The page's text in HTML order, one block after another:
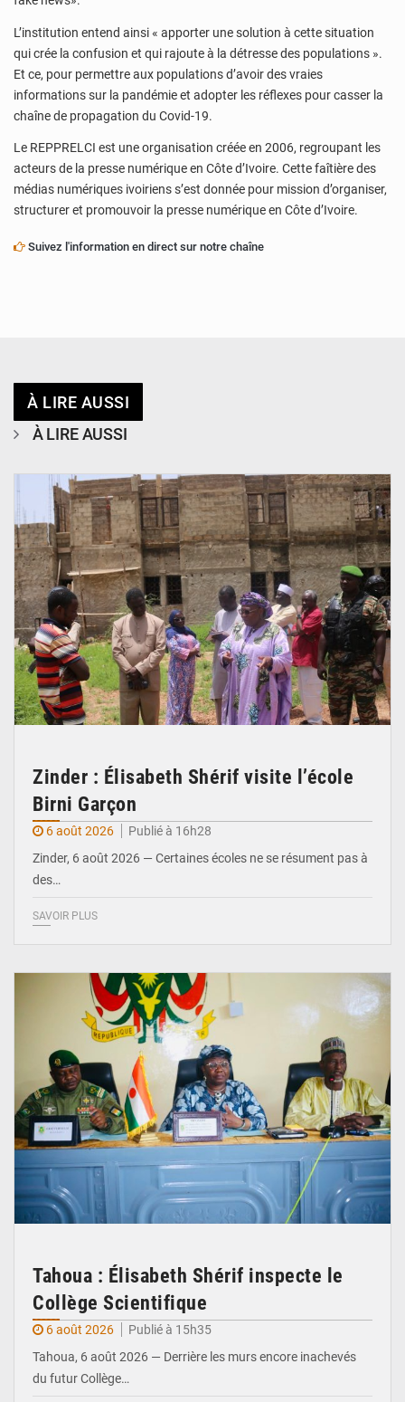
L’institution entend ainsi « apporter une solution à cette situation
qui crée la confusion et qui rajoute à la détresse des populations ».
Et ce, pour permettre aux populations d’avoir des vraies
informations sur la pandémie et adopter les réflexes pour casser la
chaîne de propagation du Covid-19.
Le REPPRELCI est une organisation créée en 2006, regroupant les
acteurs de la presse numérique en Côte d’Ivoire. Cette faîtière des
médias numériques ivoiriens s’est donnée pour mission d’organiser,
structurer et promouvoir la presse numérique en Côte d’Ivoire.
Suivez l'information en direct sur notre chaîne
À LIRE AUSSI
À LIRE AUSSI
Zinder : Élisabeth Shérif visite l’école
Birni Garçon
6 août 2026
Publié à 16h28
Zinder, 6 août 2026 — Certaines écoles ne se résument pas à
des…
SAVOIR PLUS
Tahoua : Élisabeth Shérif inspecte le
Collège Scientifique
6 août 2026
Publié à 15h35
Tahoua, 6 août 2026 — Derrière les murs encore inachevés
du futur Collège…